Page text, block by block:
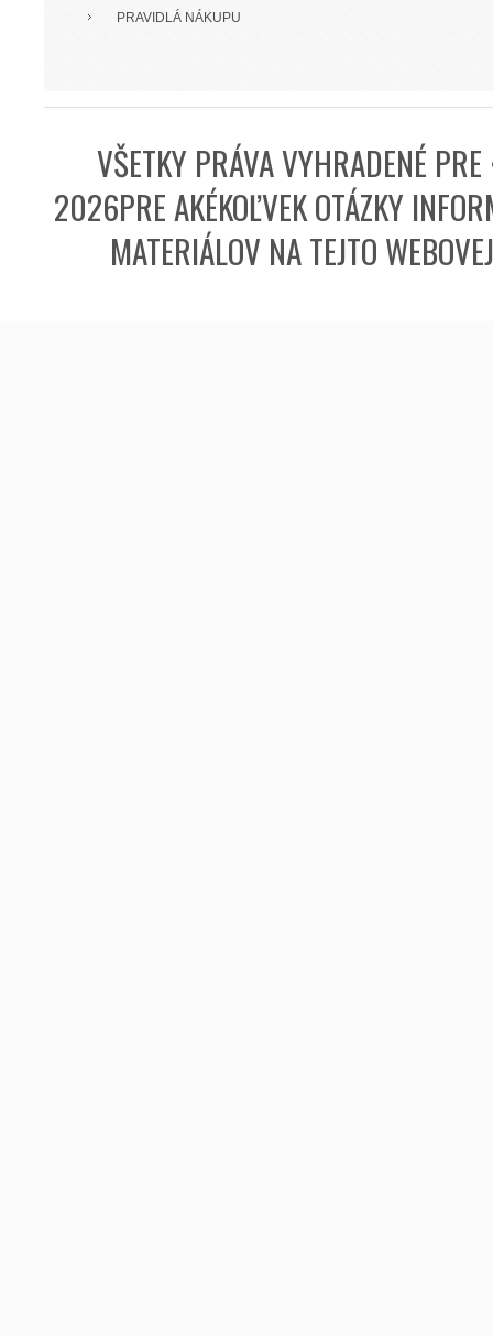
PRAVIDLÁ NÁKUPU
VŠETKY PRÁVA VYHRADENÉ
2026PRE AKÉKOĽVEK OTÁZKY
MATERIÁLOV NA TEJTO